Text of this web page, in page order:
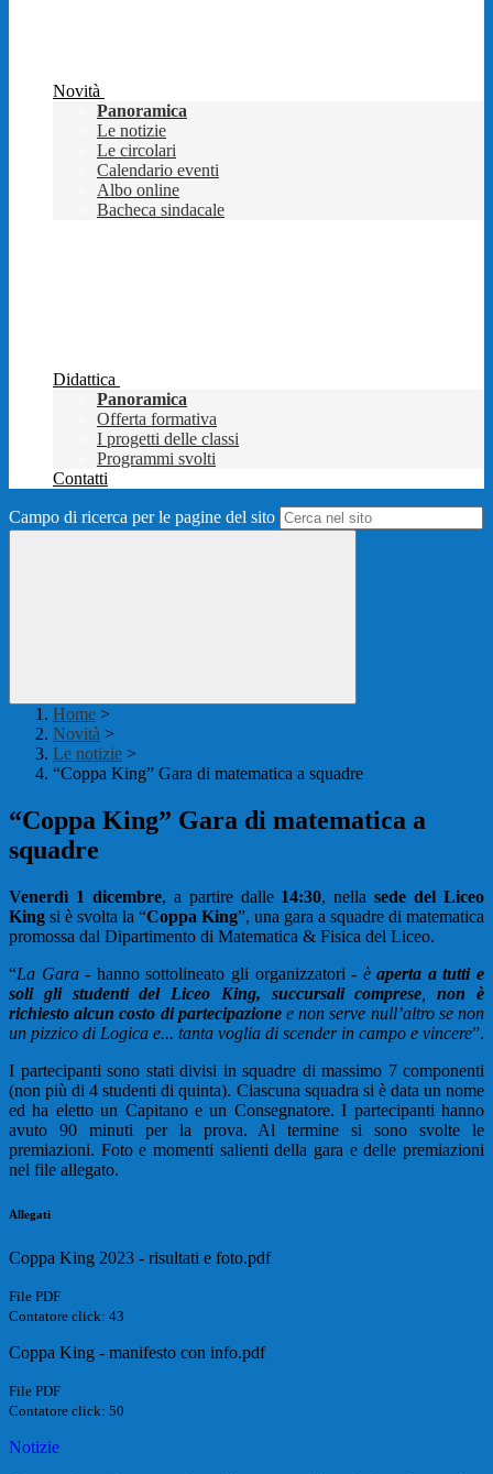
Novità
Panoramica
Le notizie
Le circolari
Calendario eventi
Albo online
Bacheca sindacale
Didattica
Panoramica
Offerta formativa
I progetti delle classi
Programmi svolti
Contatti
Campo di ricerca per le pagine del sito
Home >
Novità >
Le notizie >
“Coppa King” Gara di matematica a squadre
“Coppa King” Gara di matematica a
squadre
Venerdì 1 dicembre, a partire dalle 14:30, nellasede del Liceo
King si è svolta la “Coppa King”, una gara a squadre di matematica
promossa dal Dipartimento di Matematica & Fisica del Liceo.
“La Gara- hanno sottolineato gli organizzatori - èaperta a tutti e
soli gli studenti del Liceo King, succursali comprese ,non è
richiesto alcun costo di partecipazionee non serve null’altro se non
un pizzico di Logica e... tanta voglia di scender in campo e vincere”.
I partecipanti sono stati divisi in squadre di massimo 7 componenti
(non più di 4 studenti di quinta). Ciascuna squadra si è data un nome
ed ha eletto un Capitano e un Consegnatore. I partecipanti hanno
avuto 90 minuti per la prova. Al termine si sono svolte le
premiazioni. Foto e momenti salienti della gara e delle premiazioni
nel file allegato.
Allegati
Coppa King 2023 - risultati e foto.pdf
File PDF
Contatore click: 43
Coppa King - manifesto con info.pdf
File PDF
Contatore click: 50
Notizie